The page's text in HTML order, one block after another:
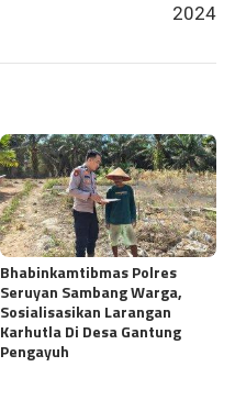
2024
Bhabinkamtibmas Polres
Seruyan Sambang Warga,
Sosialisasikan Larangan
Karhutla Di Desa Gantung
Pengayuh